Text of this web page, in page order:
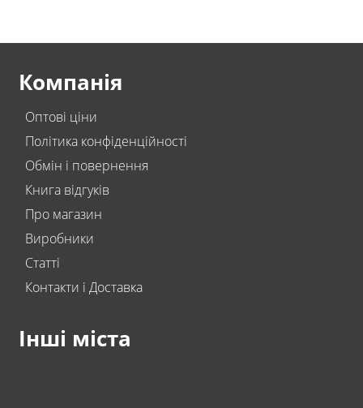
Компанія
Оптові ціни
Політика конфіденційності
Обмін і повернення
Книга відгуків
Про магазин
Виробники
Статті
Контакти і Доставка
Інші міста